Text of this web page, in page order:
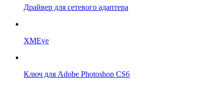
Драйвер для сетевого адаптера
XMEye
Ключ для Adobe Photoshop CS6